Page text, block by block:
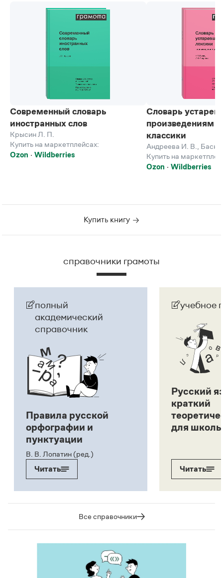
Современный словарь
иностранных слов
Крысин Л. П.
Купить на маркетплейсах:
Ozon
Wildberries
Словарь
произведениям
классики
Андреева И. В.
Купить на
Ozon
Wildberries
Купить книгу
справочники грамоты
полный
академический
справочник
Правила русской
орфографии и
пунктуации
В. В. Лопатин (ред.)
Читать
учебное
Русский
краткий
для
Читать
Все справочники